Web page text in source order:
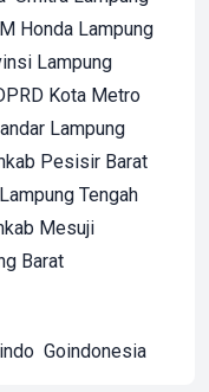
Honda Lampung
Lampung
Kota Metro
Lampung
Pesisir Barat
Tengah
Mesuji
Barat
Goindonesia